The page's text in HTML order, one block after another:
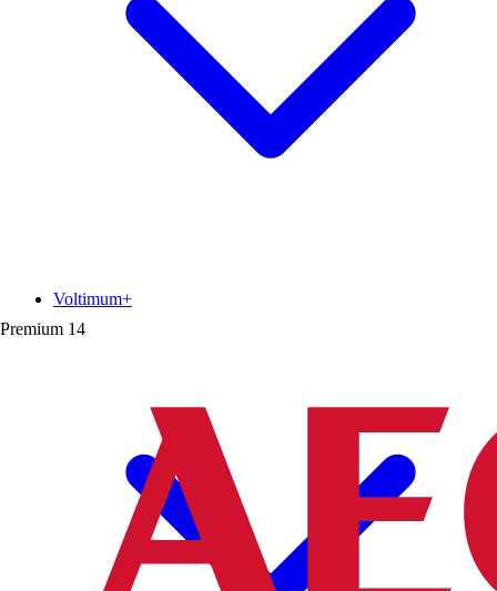
Premium 14
Voltimum+